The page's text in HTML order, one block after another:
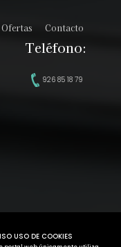
Ofertas Contacto
Teléfono:
926 85 18 79
USO DE COOKIES